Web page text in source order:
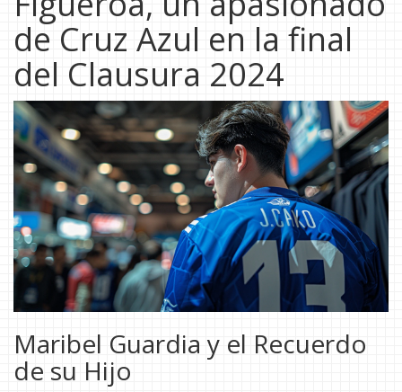
de Cruz Azul en la final
del Clausura 2024
Maribel Guardia y el Recuerdo
de su Hijo